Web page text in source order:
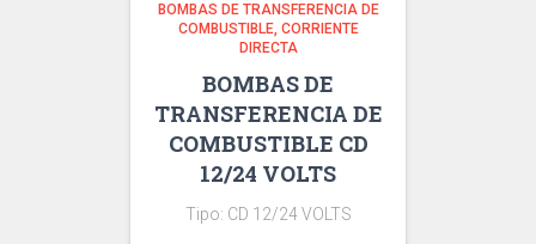
BOMBAS DE TRANSFERENCIA DE
COMBUSTIBLE CORRIENTE
DIRECTA
BOMBAS DE
TRANSFERENCIA DE
COMBUSTIBLE CD
12/24 VOLTS
Tipo: CD 12/24 VOLTS